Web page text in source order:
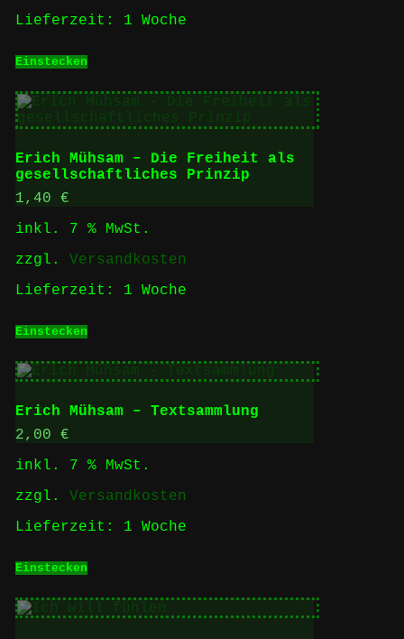
Lieferzeit: 1 Woche
Einstecken
Erich Mühsam – Die Freiheit als
gesellschaftliches Prinzip
1,40 €
inkl. 7 % MwSt.
zzgl. Versandkosten
Lieferzeit: 1 Woche
Einstecken
Erich Mühsam – Textsammlung
2,00 €
inkl. 7 % MwSt.
zzgl. Versandkosten
Lieferzeit: 1 Woche
Einstecken